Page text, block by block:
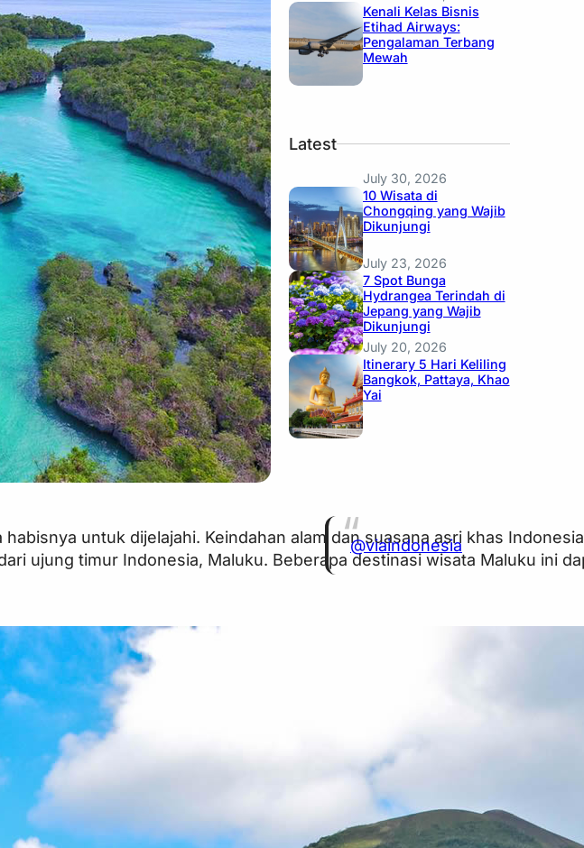
untuk dijelajahi. Keindahan alam dan suasana asri khas
ujung timur Indonesia, Maluku. Beberapa destinasi wisata Maluku ini
Kenali Kelas Bisnis
Etihad Airways:
Pengalaman Terbang
Mewah
Latest
July 30, 2026
10 Wisata di
Chongqing yang Wajib
Dikunjungi
July 23, 2026
7 Spot Bunga
Hydrangea Terindah di
Jepang yang Wajib
Dikunjungi
July 20, 2026
Itinerary 5 Hari Keliling
Bangkok, Pattaya, Khao
Yai
@viaindonesia